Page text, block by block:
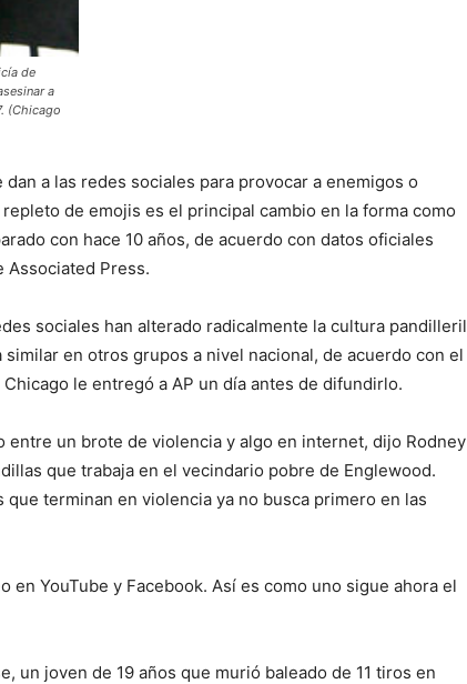
de
a
(Chicago
dan a las redes sociales para provocar a enemigos o
de emojis es el principal cambio en la forma como
con hace 10 años, de acuerdo con datos oficiales
Associated Press.
sociales han alterado radicalmente la cultura pandilleril
en otros grupos a nivel nacional, de acuerdo con el
le entregó a AP un día antes de difundirlo.
entre un brote de violencia y algo en internet, dijo Rodney
que trabaja en el vecindario pobre de Englewood.
terminan en violencia ya no busca primero en las
en YouTube y Facebook. Así es como uno sigue ahora el
un joven de 19 años que murió baleado de 11 tiros en